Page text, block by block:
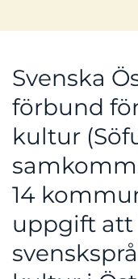
Svenska
förbund
kultur
14
uppgift att